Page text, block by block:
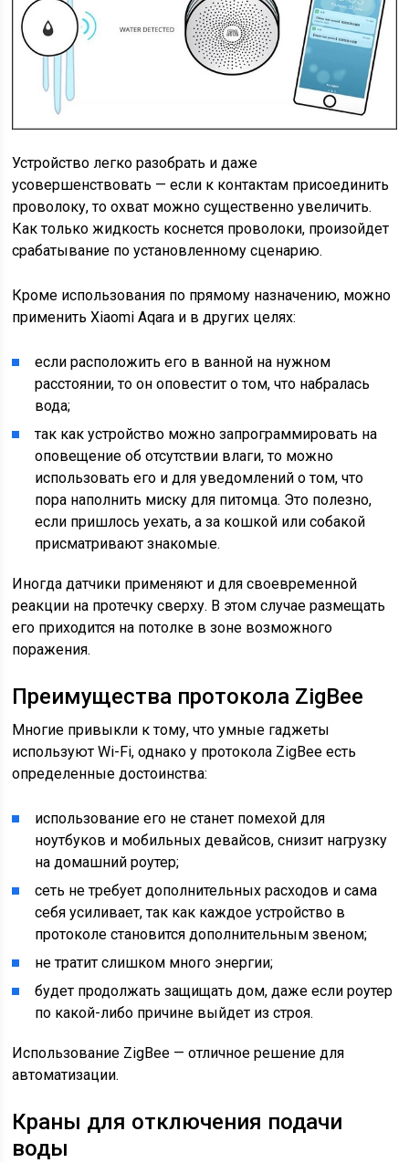
Устройство легко разобрать и даже
усовершенствовать — если к контактам присоединить
проволоку, то охват можно существенно увеличить.
Как только жидкость коснется проволоки, произойдет
срабатывание по установленному сценарию.
Кроме использования по прямому назначению, можно
применить Xiaomi Aqara и в других целях:
если расположить его в ванной на нужном
расстоянии, то он оповестит о том, что набралась
вода;
так как устройство можно запрограммировать на
оповещение об отсутствии влаги, то можно
использовать его и для уведомлений о том, что
пора наполнить миску для питомца. Это полезно,
если пришлось уехать, а за кошкой или собакой
присматривают знакомые.
Иногда датчики применяют и для своевременной
реакции на протечку сверху. В этом случае размещать
его приходится на потолке в зоне возможного
поражения.
Преимущества протокола ZigBee
Многие привыкли к тому, что умные гаджеты
используют Wi-Fi, однако у протокола ZigBee есть
определенные достоинства:
использование его не станет помехой для
ноутбуков и мобильных девайсов, снизит нагрузку
на домашний роутер;
сеть не требует дополнительных расходов и сама
себя усиливает, так как каждое устройство в
протоколе становится дополнительным звеном;
не тратит слишком много энергии;
будет продолжать защищать дом, даже если роутер
по какой-либо причине выйдет из строя.
Использование ZigBee — отличное решение для
автоматизации.
Краны для отключения подачи
воды